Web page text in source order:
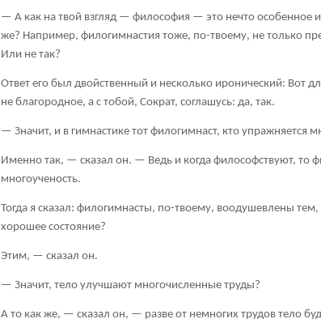
— А как на твой взгляд — философия — это нечто особенное
же? Например, филогимнастия тоже, по-твоему, не только
Или не так?
Ответ его был двойственный и несколько иронический: Вот
не благородное, а с тобой, Сократ, соглашусь: да, так.
— Значит, и в гимнастике тот филогимнаст, кто упражняется
Именно так, — сказал он. — Ведь и когда философствуют, то
многоученость.
Тогда я сказал: филогимнасты, по-твоему, воодушевлены тем,
хорошее состояние?
Этим, — сказал он.
— Значит, тело улучшают многочисленные труды?
А то как же, — сказал он, — разве от немногих трудов тело